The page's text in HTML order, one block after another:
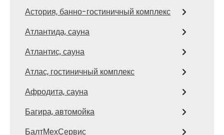
Астория, банно-гостиничный комплекс
Атлантида, сауна
Атлантис, сауна
Атлас, гостиничный комплекс
Афродита, сауна
Багира, автомойка
БалтМехСервис